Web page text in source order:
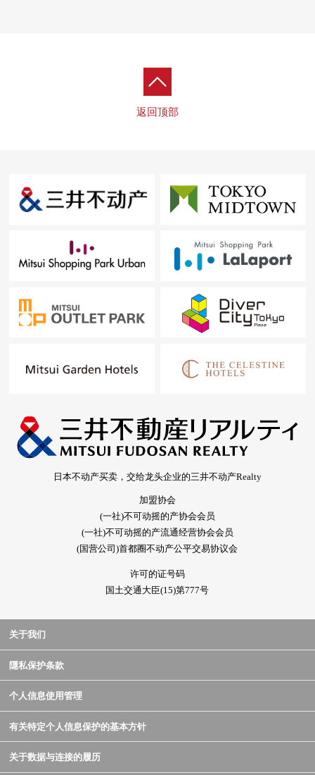
返回顶部
日本不动产买卖，交给龙头企业的三井不动产Realty
加盟协会
(一社)不可动摇的产协会会员
(一社)不可动摇的产流通经营协会会员
(国营公司)首都圈不动产公平交易协议会
许可的证号码
国土交通大臣(15)第777号
关于我们
隱私保护条款
个人信息使用管理
有关特定个人信息保护的基本方针
关于数据与连接的履历